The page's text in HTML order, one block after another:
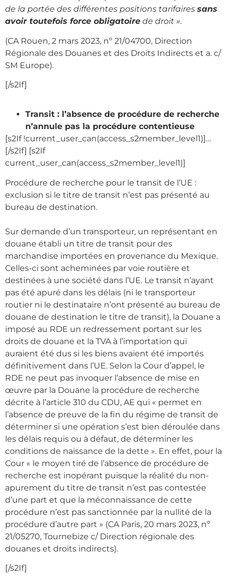
de la portée des différentes positions tarifaires sans
avoir toutefois force obligatoire de droit ».
(CA Rouen, 2 mars 2023, nº 21/04700, Direction
Régionale des Douanes et des Droits Indirects et a. c/
SM Europe).
[/s2If]
Transit : l’absence de procédure de recherche
n’annule pas la procédure contentieuse
[s2If !current_user_can(access_s2member_level1)]…
[/s2If] [s2If
current_user_can(access_s2member_level1)]
Procédure de recherche pour le transit de l’UE :
exclusion si le titre de transit n’est pas présenté au
bureau de destination.
Sur demande d’un transporteur, un représentant en
douane établi un titre de transit pour des
marchandise importées en provenance du Mexique.
Celles-ci sont acheminées par voie routière et
destinées à une société dans l’UE. Le transit n’ayant
pas été apuré dans les délais (ni le transporteur
routier ni le destinataire n’ont présenté au bureau de
douane de destination le titre de transit), la Douane a
imposé au RDE un redressement portant sur les
droits de douane et la TVA à l’importation qui
auraient été dus si les biens avaient été importés
définitivement dans l’UE. Selon la Cour d’appel, le
RDE ne peut pas invoquer l’absence de mise en
œuvre par la Douane la procédure de recherche
décrite à l’article 310 du CDU, AE qui « permet en
l’absence de preuve de la fin du régime de transit de
déterminer si une opération s’est bien déroulée dans
les délais requis ou à défaut, de déterminer les
conditions de naissance de la dette ». En effet, pour la
Cour « le moyen tiré de l’absence de procédure de
recherche est inopérant puisque la réalité du non-
apurement du titre de transit n’est pas contestée
d’une part et que la méconnaissance de cette
procédure n’est pas sanctionnée par la nullité de la
procédure d’autre part » (CA Paris, 20 mars 2023, nº
21/05270, Tournebize c/ Direction régionale des
douanes et droits indirects).
[/s2If]